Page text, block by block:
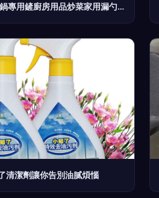
寶優妮 硅膠鍋鏟不粘鍋專用鏟廚房用品炒菜家用漏勺煎鏟喝湯勺套裝
清潔劑讓你告別油膩煩惱